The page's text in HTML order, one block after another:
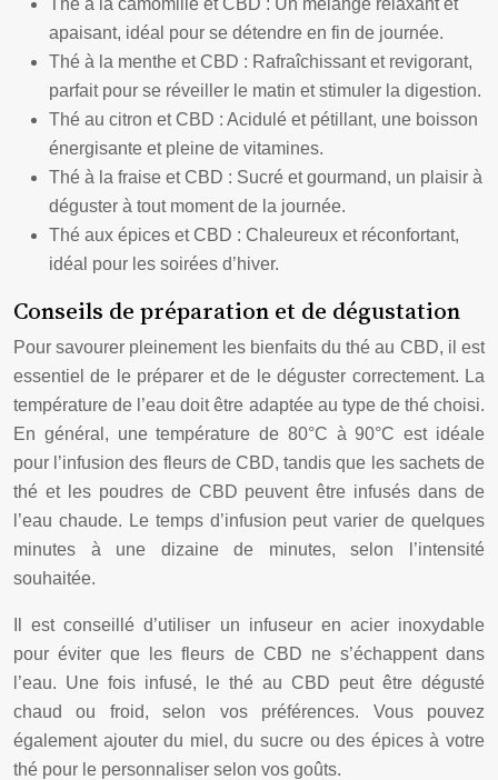
Thé à la camomille et CBD : Un mélange relaxant et
apaisant, idéal pour se détendre en fin de journée.
Thé à la menthe et CBD : Rafraîchissant et revigorant,
parfait pour se réveiller le matin et stimuler la digestion.
Thé au citron et CBD : Acidulé et pétillant, une boisson
énergisante et pleine de vitamines.
Thé à la fraise et CBD : Sucré et gourmand, un plaisir à
déguster à tout moment de la journée.
Thé aux épices et CBD : Chaleureux et réconfortant,
idéal pour les soirées d’hiver.
Conseils de préparation et de dégustation
Pour savourer pleinement les bienfaits du thé au CBD, il est
essentiel de le préparer et de le déguster correctement. La
température de l’eau doit être adaptée au type de thé choisi.
En général, une température de 80°C à 90°C est idéale
pour l’infusion des fleurs de CBD, tandis que les sachets de
thé et les poudres de CBD peuvent être infusés dans de
l’eau chaude. Le temps d’infusion peut varier de quelques
minutes à une dizaine de minutes, selon l’intensité
souhaitée.
Il est conseillé d’utiliser un infuseur en acier inoxydable
pour éviter que les fleurs de CBD ne s’échappent dans
l’eau. Une fois infusé, le thé au CBD peut être dégusté
chaud ou froid, selon vos préférences. Vous pouvez
également ajouter du miel, du sucre ou des épices à votre
thé pour le personnaliser selon vos goûts.